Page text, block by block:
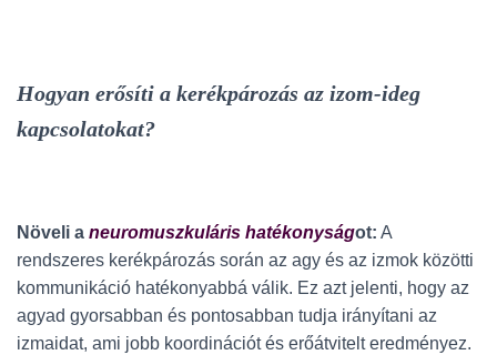
Hogyan erősíti a kerékpározás az izom-ideg
kapcsolatokat?
Növeli a neuromuszkuláris hatékonyságot: A
rendszeres kerékpározás során az agy és az izmok közötti
kommunikáció hatékonyabbá válik. Ez azt jelenti, hogy az
agyad gyorsabban és pontosabban tudja irányítani az
izmaidat, ami jobb koordinációt és erőátvitelt eredményez.